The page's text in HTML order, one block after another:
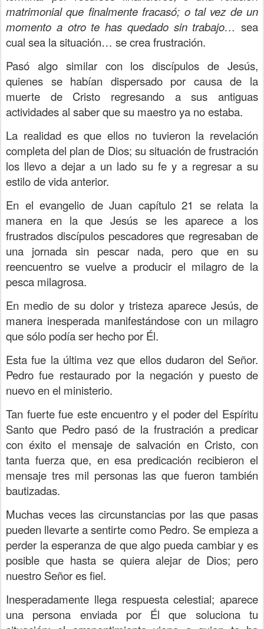
matrimonial que finalmente fracasó; o tal vez de un
momento a otro te has quedado sin trabajo… sea
cual sea la situación… se crea frustración.
Pasó algo similar con los discípulos de Jesús,
quienes se habían dispersado por causa de la
muerte de Cristo regresando a sus antiguas
actividades al saber que su maestro ya no estaba.
La realidad es que ellos no tuvieron la revelación
completa del plan de Dios; su situación de frustración
los llevo a dejar a un lado su fe y a regresar a su
estilo de vida anterior.
En el evangelio de Juan capítulo 21 se relata la
manera en la que Jesús se les aparece a los
frustrados discípulos pescadores que regresaban de
una jornada sin pescar nada, pero que en su
reencuentro se vuelve a producir el milagro de la
pesca milagrosa.
En medio de su dolor y tristeza aparece Jesús, de
manera inesperada manifestándose con un milagro
que sólo podía ser hecho por Él.
Esta fue la última vez que ellos dudaron del Señor.
Pedro fue restaurado por la negación y puesto de
nuevo en el ministerio.
Tan fuerte fue este encuentro y el poder del Espíritu
Santo que Pedro pasó de la frustración a predicar
con éxito el mensaje de salvación en Cristo, con
tanta fuerza que, en esa predicación recibieron el
mensaje tres mil personas las que fueron también
bautizadas.
Muchas veces las circunstancias por las que pasas
pueden llevarte a sentirte como Pedro. Se empieza a
perder la esperanza de que algo pueda cambiar y es
posible que hasta se quiera alejar de Dios; pero
nuestro Señor es fiel.
Inesperadamente llega respuesta celestial; aparece
una persona enviada por Él que soluciona tu